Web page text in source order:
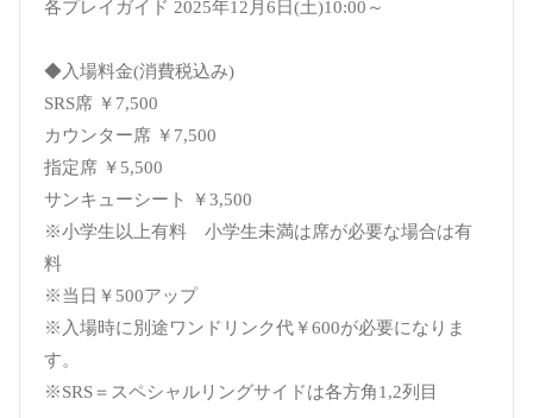
各プレイガイド 2025年12月6日(土)10:00～
◆入場料金(消費税込み)
SRS席 ￥7,500
カウンター席 ￥7,500
指定席 ￥5,500
サンキューシート ￥3,500
※小学生以上有料 小学生未満は席が必要な場合は有
料
※当日￥500アップ
※入場時に別途ワンドリンク代￥600が必要になりま
す。
※SRS＝スペシャルリングサイドは各方角1,2列目